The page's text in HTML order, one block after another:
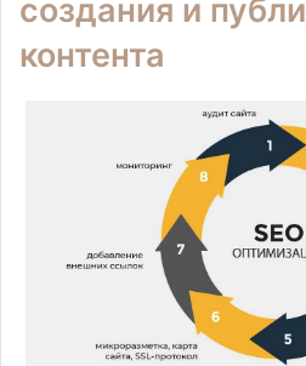
создания и
контента